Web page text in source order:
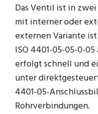
Das Ventil ist in
mit interner oder
externen Variante
ISO 4401-05-05-0-
erfolgt schnell und
unter
4401-05-
Rohrverbindungen.